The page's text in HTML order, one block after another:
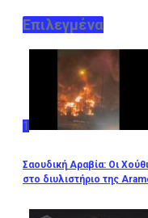
Επιλεγμένα
1
Σαουδική Αραβία: Οι
στο διυλιστήριο της